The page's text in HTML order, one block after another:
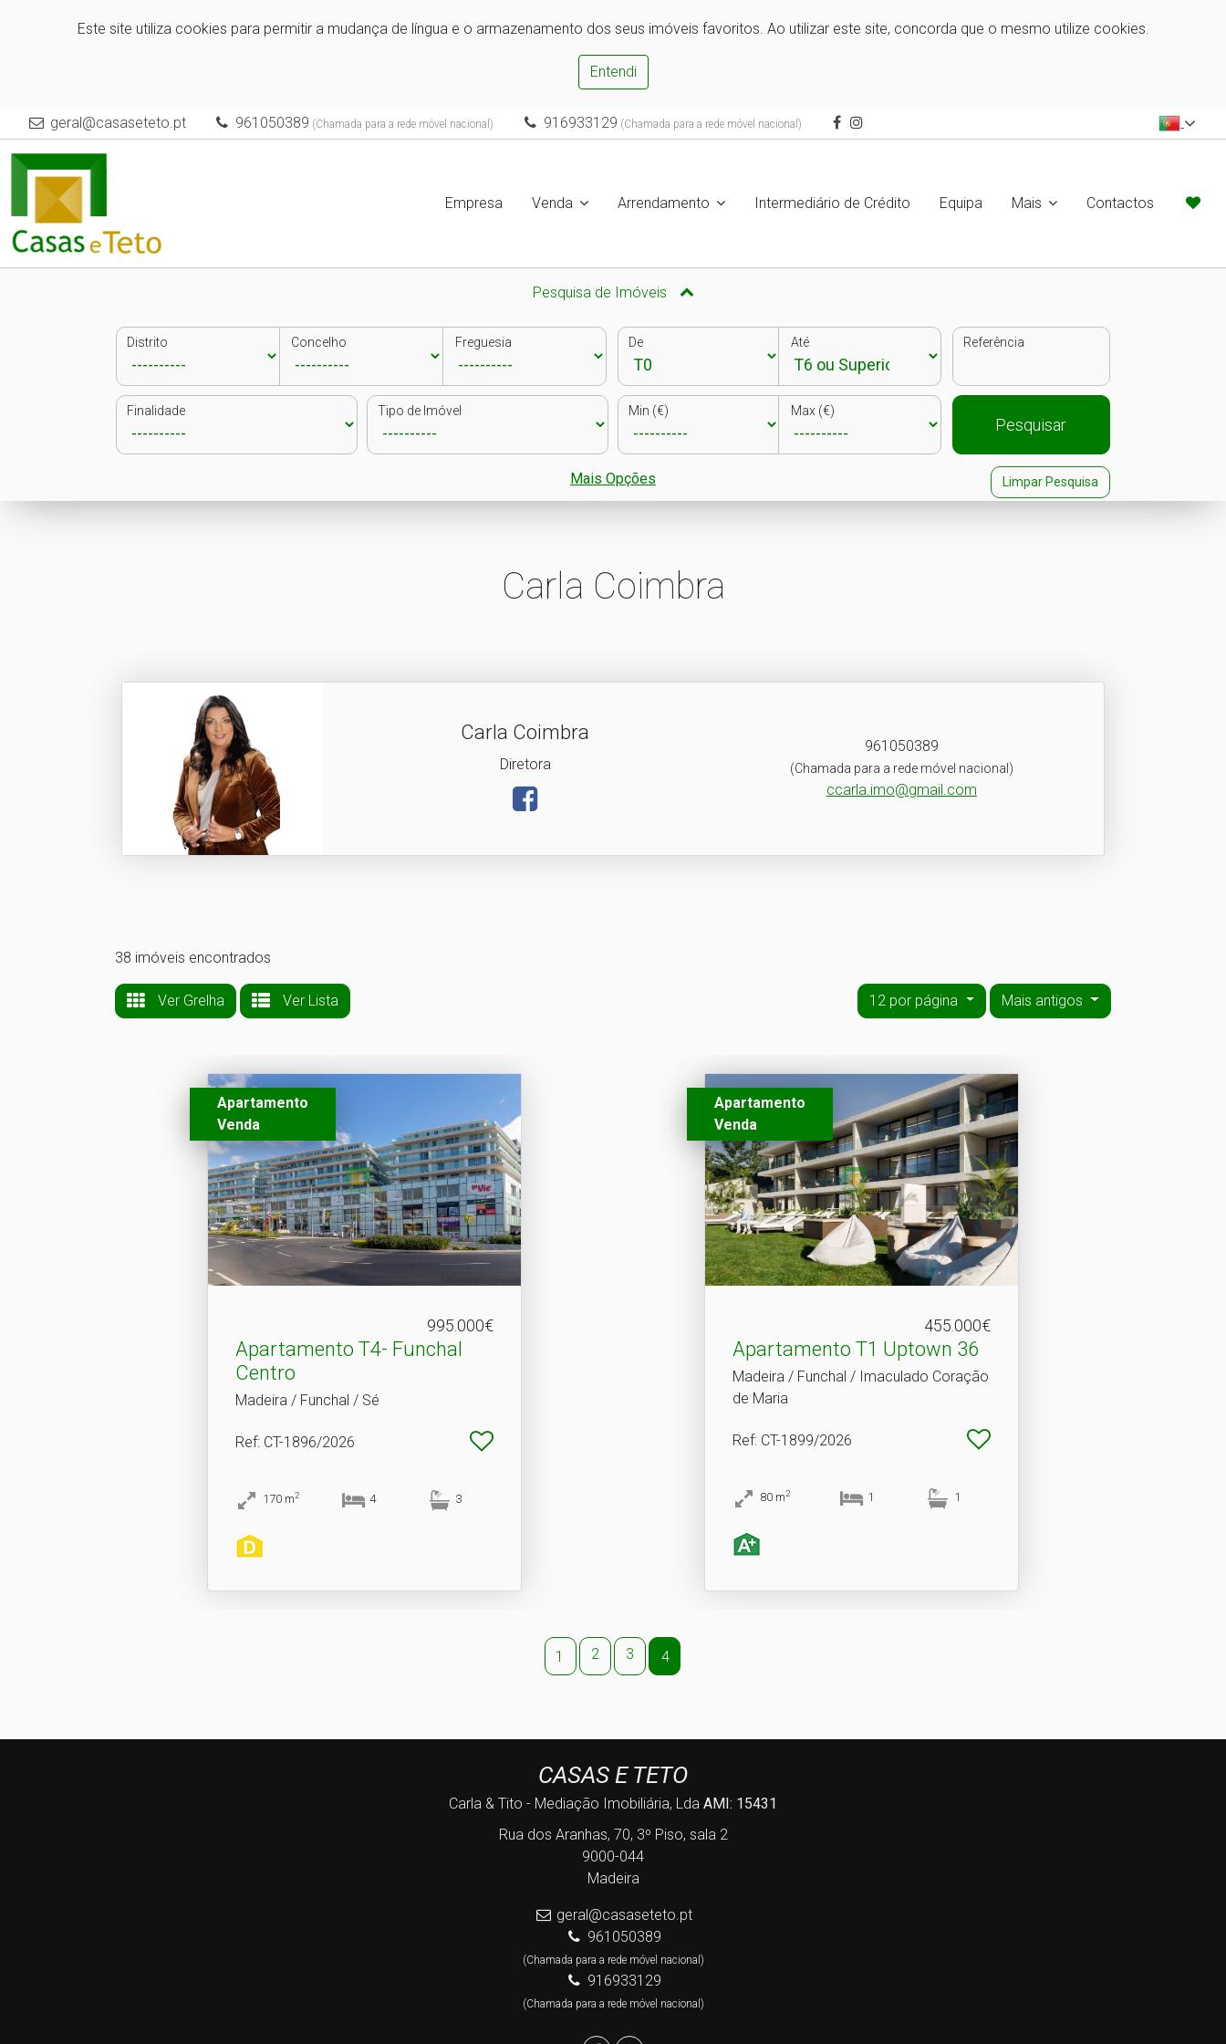
Este site utiliza cookies para permitir a mudança de língua e o armazenamento dos seus imóveis favoritos. Ao utilizar este site, concorda que o mesmo utilize cookies.
Entendi
geral@casaseteto.pt 961050389 (Chamada para a rede móvel nacional) 916933129 (Chamada para a rede móvel nacional)
Empresa Venda Arrendamento Intermediário de Crédito Equipa Mais Contactos
Pesquisa de Imóveis
Distrito Concelho Freguesia De Até Referência
Finalidade Tipo de Imóvel Min (€) Max (€)
Pesquisar
Mais Opções Limpar Pesquisa
Carla Coimbra
Carla Coimbra
Diretora
961050389
(Chamada para a rede móvel nacional)
ccarla.imo@gmail.com
38 imóveis encontrados
Ver Grelha Ver Lista 12 por página Mais antigos
Apartamento
Venda
995.000€
Apartamento T4- Funchal
Centro
Madeira / Funchal / Sé
Ref: CT-1896/2026
170 m2 4 3
Apartamento
Venda
455.000€
Apartamento T1 Uptown 36
Madeira / Funchal / Imaculado Coração
de Maria
Ref: CT-1899/2026
80 m2 1 1
1 2 3 4
CASAS E TETO
Carla & Tito - Mediação Imobiliária, Lda AMI: 15431
Rua dos Aranhas, 70, 3º Piso, sala 2
9000-044
Madeira
geral@casaseteto.pt
961050389
(Chamada para a rede móvel nacional)
916933129
(Chamada para a rede móvel nacional)